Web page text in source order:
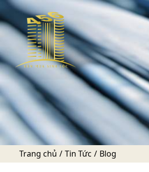
Trang chủ Tin Tức Blog